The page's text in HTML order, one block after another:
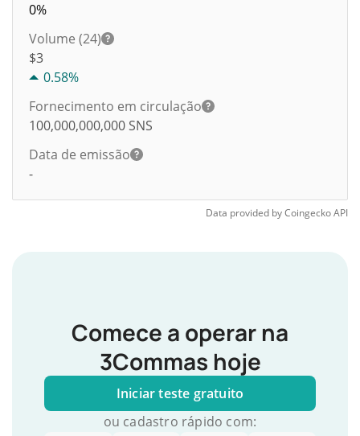
0%
Volume (24)
$3
0.58%
Fornecimento em circulação
100,000,000,000 SNS
Data de emissão
-
Data provided byCoingeckoAPI
Comece a operar na
3Commas hoje
Iniciar teste gratuito
ou cadastro rápido com: